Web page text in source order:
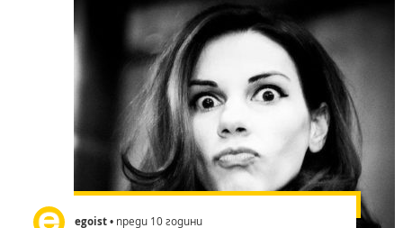
egoist• преди 10 години